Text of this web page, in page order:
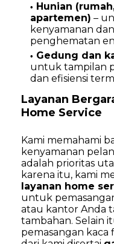
Hunian
apartemen) –
kenyamanan dan
penghematan
Gedung dan
untuk tampilan
dan efisiensi
Layanan
Home Service
Kami memahami
kenyamanan
adalah prioritas
karena itu, kami
layanan home
untuk
atau kantor Anda
tambahan. Selain
pemasangan kaca